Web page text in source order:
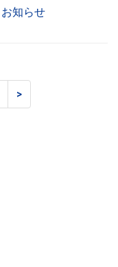
お知らせ
>